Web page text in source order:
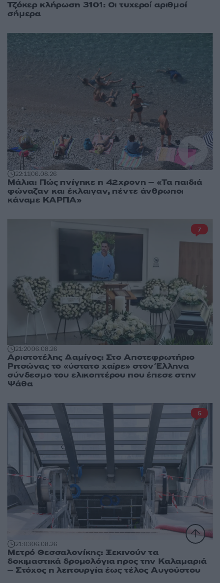
Τζόκερ κλήρωση 3101: Οι τυχεροί αριθμοί
σήμερα
22:1106.08.26
Μάλια: Πώς πνίγηκε η 42χρονη – «Τα παιδιά
φώναζαν και έκλαιγαν, πέντε άνθρωποι
κάναμε ΚΑΡΠΑ»
21:2006.08.26
Αριστοτέλης Δαμίγος: Στο Αποτεφρωτήριο
Ριτσώνας το «ύστατο χαίρε» στον Έλληνα
σύνδεσμο του ελικοπτέρου που έπεσε στην
Ψάθα
7
21:0306.08.26
Μετρό Θεσσαλονίκης: Ξεκινούν τα
δοκιμαστικά δρομολόγια προς την Καλαμαριά
– Στόχος η λειτουργία έως τέλος Αυγούστου
5